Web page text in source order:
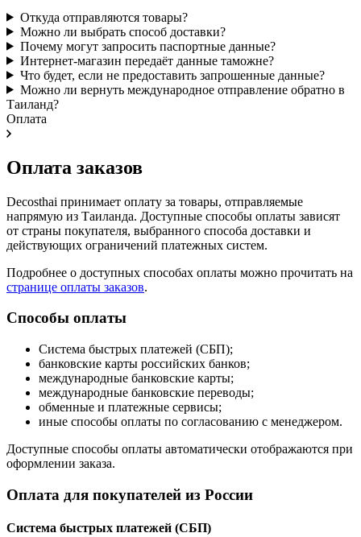
Откуда отправляются товары?
Можно ли выбрать способ доставки?
Почему могут запросить паспортные данные?
Интернет-магазин передаёт данные таможне?
Что будет, если не предоставить запрошенные данные?
Можно ли вернуть международное отправление обратно в
Таиланд?
Оплата
Оплата заказов
Decosthai принимает оплату за товары, отправляемые
напрямую из Таиланда. Доступные способы оплаты зависят
от страны покупателя, выбранного способа доставки и
действующих ограничений платежных систем.
Подробнее о доступных способах оплаты можно прочитать на
странице оплаты заказов.
Способы оплаты
Система быстрых платежей (СБП);
банковские карты российских банков;
международные банковские карты;
международные банковские переводы;
обменные и платежные сервисы;
иные способы оплаты по согласованию с менеджером.
Доступные способы оплаты автоматически отображаются при
оформлении заказа.
Оплата для покупателей из России
Система быстрых платежей (СБП)